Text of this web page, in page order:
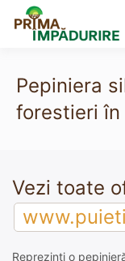
content
Pepiniera
forestieri în
Vezi toate
Reprezinți o